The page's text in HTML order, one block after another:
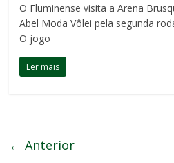
O Fluminense visita a Arena
Abel Moda Vôlei pela segunda
O jogo
Ler mais
← Anterior